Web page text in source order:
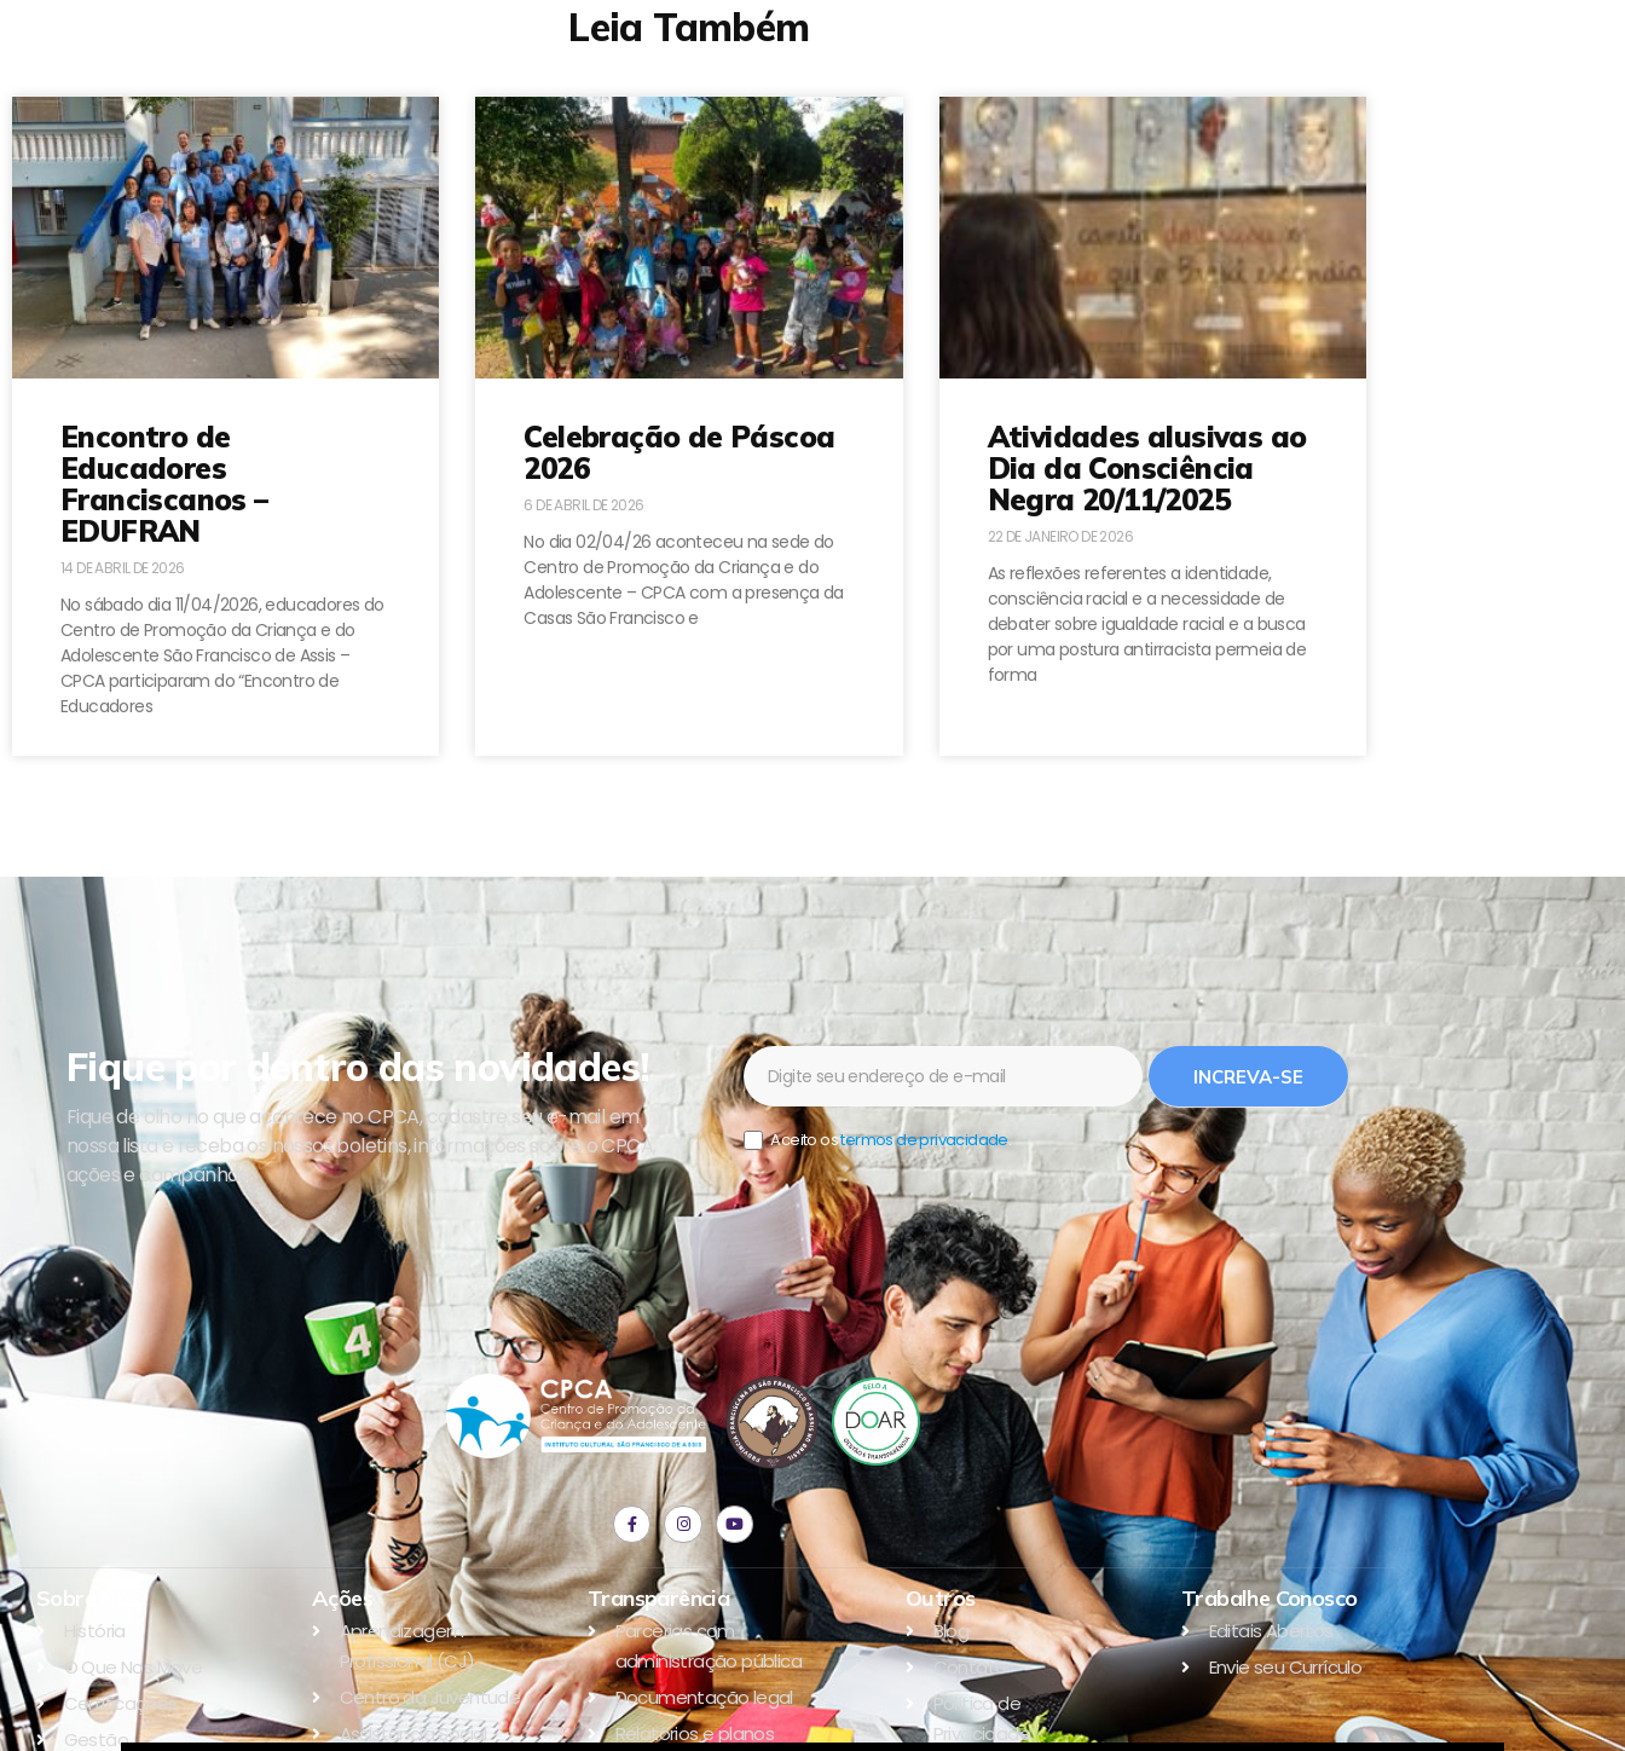
Leia Também
Encontro de
Educadores
Franciscanos –
EDUFRAN
14 DE ABRIL DE 2026
No sábado dia 11/04/2026, educadores do
Centro de Promoção da Criança e do
Adolescente São Francisco de Assis –
CPCA participaram do “Encontro de
Educadores
Celebração de Páscoa
2026
6 DE ABRIL DE 2026
No dia 02/04/26 aconteceu na sede do
Centro de Promoção da Criança e do
Adolescente – CPCA com a presença da
Casas São Francisco e
Atividades alusivas ao
Dia da Consciência
Negra 20/11/2025
22 DE JANEIRO DE 2026
As reflexões referentes a identidade,
consciência racial e a necessidade de
debater sobre igualdade racial e a busca
por uma postura antirracista permeia de
forma
Fique por dentro das novidades!
Fique de olho no que acontece no CPCA, cadastre seu e-mail em
nossa lista e receba os nossos boletins, informações sobre o CPCA,
ações e campanhas.
Newsletter
Aceito ostermos de privacidade.
INCREVA-SE
Sobre Nós
História
O Que Nos Move
Certificações
Gestão
Ações
Aprendizagem
Profissional (CJ)
Centro da Juventude
Assistência Social
Transparência
Parcerias com
administração pública
Documentação legal
Relatórios e planos
Outros
Blog
Contato
Política de
Privacidade
Trabalhe Conosco
Editais Abertos
Envie seu Currículo